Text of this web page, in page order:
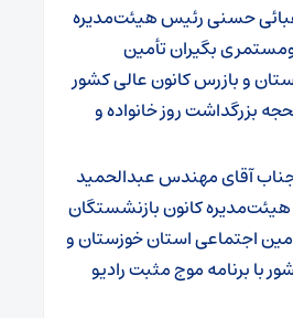
حسنی رئیس هیئت‌مدیره
بگیران تأمین
و بازرس کانون عالی کشور
۲۵ ذی‌الحجه بزرگداشت روز خانواده و
آقای مهندس عبدالحمید
کانون بازنشستگان
اجتماعی استان خوزستان و
با برنامه موج مثبت رادیو